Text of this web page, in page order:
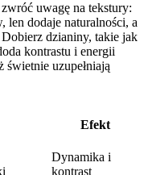
uwagę na tekstury:
len dodaje naturalności, a
dzianiny, takie jak
kontrastu i energii
uzupełniają
Efekt
Dynamika i
kontrast